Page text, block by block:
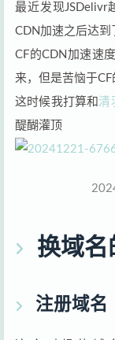
最近发现JSDelivr
CDN加速之后达
CF的CDN加速速
来，但是苦恼于
这时候我打算和 清
醍醐灌顶
换域名
注册域名